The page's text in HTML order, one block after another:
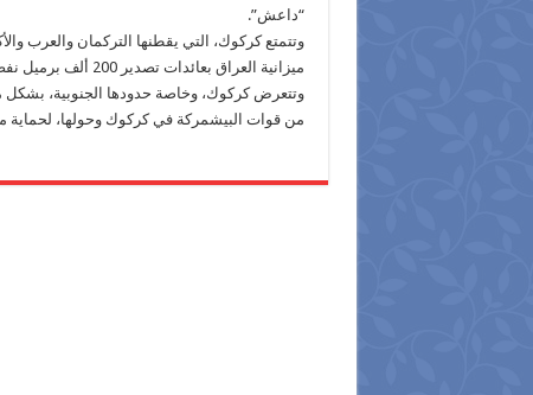
“‫‏داعش‬”.
وتتمتع كركوك، التي يقطنها التركمان والعرب
ميزانية العراق بعائدات تصدير 200 ألف برميل نفط يوميا.
وتتعرض كركوك، وخاصة حدودها الجنوبية،
من قوات البيشمركة في كركوك وحولها، لحماية